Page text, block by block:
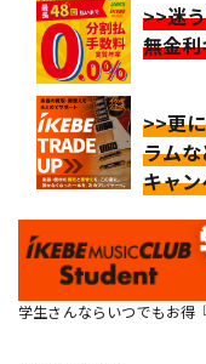
>>迷
無金
>>更
ラム
キャ
学生さんならいつでもお得